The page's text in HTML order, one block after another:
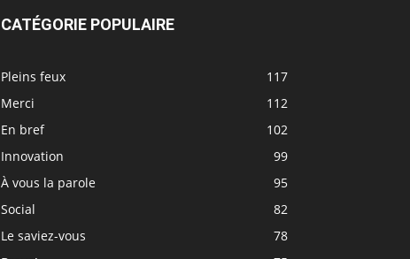
CATÉGORIE POPULAIRE
Pleins feux
117
Merci
112
En bref
102
Innovation
99
À vous la parole
95
Social
82
Le saviez-vous
78